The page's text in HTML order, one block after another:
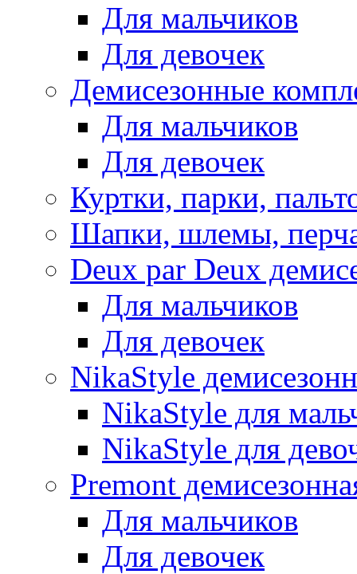
Для мальчиков
Для девочек
Демисезонные
Для мальчиков
Для девочек
Куртки, парки,
Шапки, шлемы,
Deux par Deux
Для мальчиков
Для девочек
NikaStyle
NikaStyle для
NikaStyle для
Premont
Для мальчиков
Для девочек